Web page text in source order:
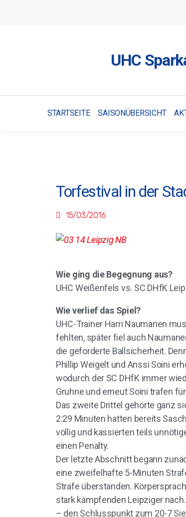
UHC
STARTSEITE SAISONÜBERSICHT
Torfestival in der
15/03/2016
Wie ging die Begegnung aus?
UHC Weißenfels vs. SC DHfK
Wie verlief das Spiel?
UHC-Trainer Harri Naumanen
fehlten, später fiel auch
die geforderte Ballsicherheit.
Phillip Weigelt und Anssi Soini
wodurch der SC DHfK immer
Gruhne und erneut Soini trafen
Das zweite Drittel gehörte ganz
2:29 Minuten hatten bereits
völlig und kassierten teils
einen Penalty.
Der letzte Abschnitt begann
eine zweifelhafte 5-Minuten
Strafe überstanden.
stark kämpfenden Leipziger
– den Schlusspunkt zum 20-7